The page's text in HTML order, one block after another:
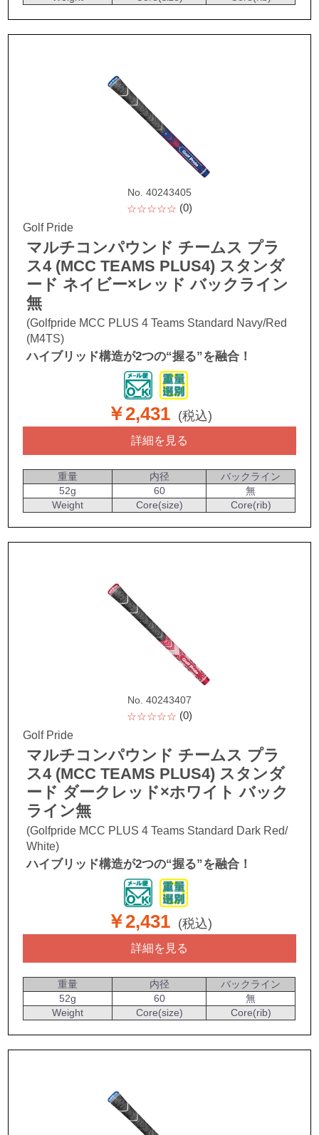
No. 40243405
☆☆☆☆☆ (0)
Golf Pride
マルチコンパウンド チームス プラ
ス4 (MCC TEAMS PLUS4) スタンダ
ード ネイビー×レッド バックライン
無
(Golfpride MCC PLUS 4 Teams Standard Navy/Red
(M4TS)
ハイブリッド構造が2つの“握る”を融合！
￥2,431 (税込)
詳細を見る
重量 内径
バックライン
52g
60
無
Weight
Core(size) Core(rib)
No. 40243407
☆☆☆☆☆ (0)
Golf Pride
マルチコンパウンド チームス プラ
ス4 (MCC TEAMS PLUS4) スタンダ
ード ダークレッド×ホワイト バック
ライン無
(Golfpride MCC PLUS 4 Teams Standard Dark Red/
White)
ハイブリッド構造が2つの“握る”を融合！
￥2,431 (税込)
詳細を見る
重量 内径
バックライン
52g
60
無
Weight
Core(size) Core(rib)